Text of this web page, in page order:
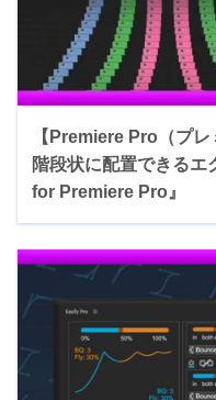
【Premiere Pro（プ
階段状に配置できる
for Premiere Pro』